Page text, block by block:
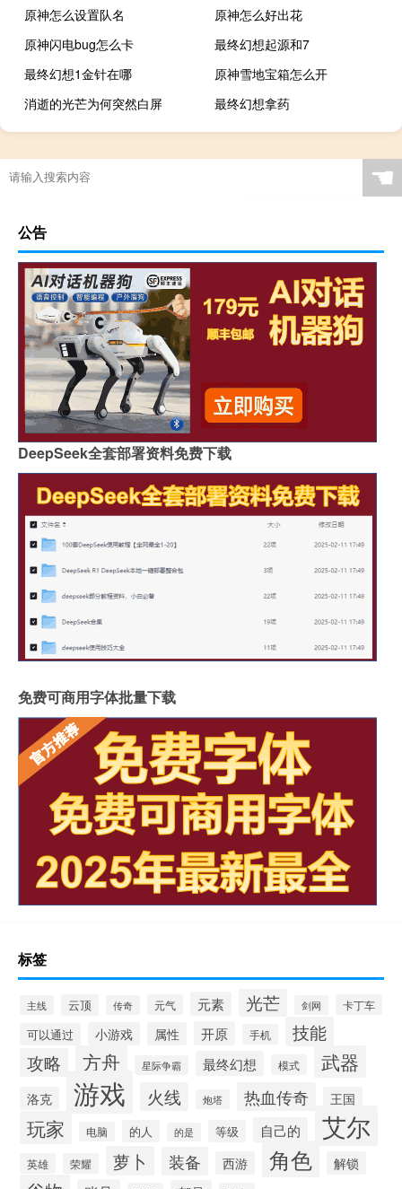
原神怎么设置队名
原神怎么好出花
原神闪电bug怎么卡
最终幻想起源和7
最终幻想1金针在哪
原神雪地宝箱怎么开
消逝的光芒为何突然白屏
最终幻想拿药
☚
公告
DeepSeek全套部署资料免费下载
免费可商用字体批量下载
标签
主线 云顶 传奇 元气 元素 光芒 剑网 卡丁车
可以通过 小游戏 属性 开原 手机 技能
攻略 方舟 星际争霸 最终幻想 模式 武器
洛克 游戏 火线 炮塔 热血传奇 王国
玩家 电脑 的人 的是 等级 自己的 艾尔
英雄 荣耀 萝卜 装备 西游 角色 解锁